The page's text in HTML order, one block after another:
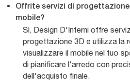
Offrite servizi di progettazione
mobile?
Sì, Design D'Interni offre
progettazione 3D e utilizza la
visualizzare il mobile nel tuo
di pianificare l'arredo con
dell'acquisto finale.